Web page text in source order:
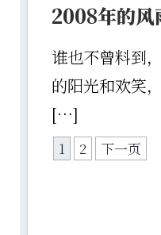
2008年的风
谁也不曾料到
的阳光和欢笑
[…]
1 2 下一页